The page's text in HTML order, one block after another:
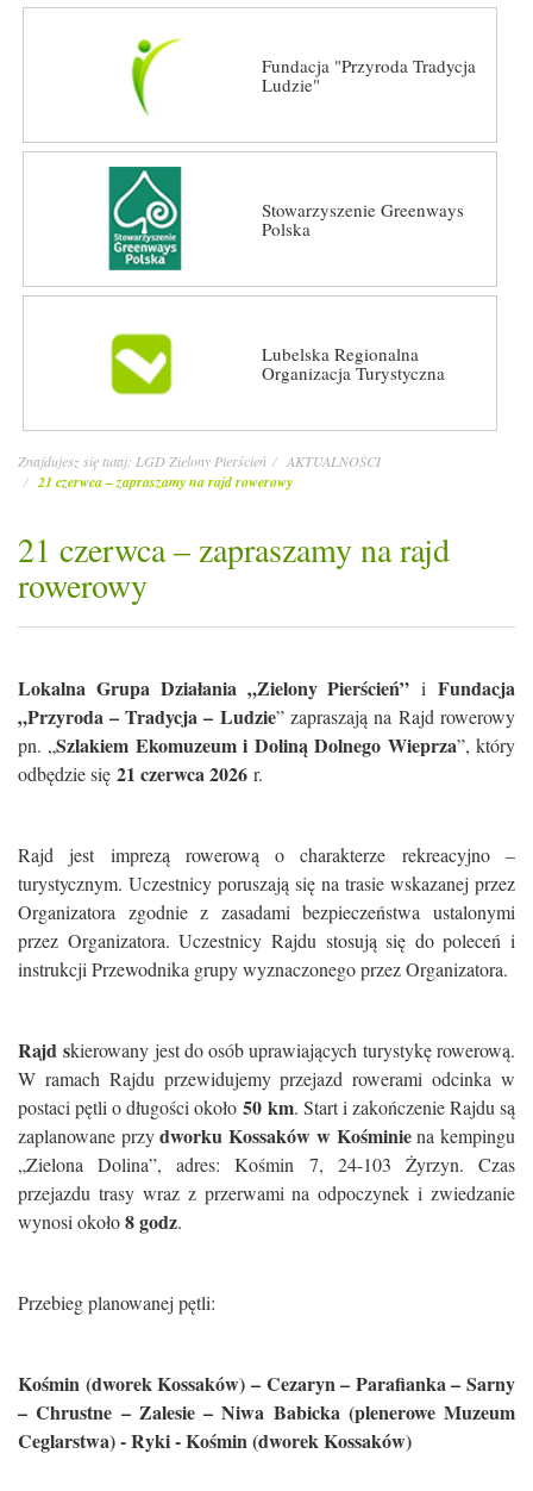
Fundacja "Przyroda Tradycja
Ludzie"
Stowarzyszenie Greenways
Polska
Lubelska Regionalna
Organizacja Turystyczna
Znajdujesz się tutaj: LGD Zielony Pierścień AKTUALNOŚCI
21 czerwca – zapraszamy na rajd rowerowy
21 czerwca – zapraszamy na rajd
rowerowy
Lokalna Grupa Działania „Zielony Pierścień” iFundacja
„Przyroda – Tradycja – Ludzie” zapraszają na Rajd rowerowy
pn. „Szlakiem Ekomuzeum i Doliną Dolnego Wieprza”, który
odbędzie się 21 czerwca 2026 r.
Rajd jest imprezą rowerową o charakterze rekreacyjno –
turystycznym. Uczestnicy poruszają się na trasie wskazanej przez
Organizatora zgodnie z zasadami bezpieczeństwa ustalonymi
przez Organizatora. Uczestnicy Rajdu stosują się do poleceń i
instrukcji Przewodnika grupy wyznaczonego przez Organizatora.
Rajd skierowany jest do osób uprawiających turystykę rowerową.
W ramach Rajdu przewidujemy przejazd rowerami odcinka w
postaci pętli o długości około50 km. Start i zakończenie Rajdu są
zaplanowane przydworku Kossaków w Kośminiena kempingu
„Zielona Dolina”, adres: Kośmin 7, 24-103 Żyrzyn. Czas
przejazdu trasy wraz z przerwami na odpoczynek i zwiedzanie
wynosi około8 godz.
Przebieg planowanej pętli:
Kośmin (dworek Kossaków) – Cezaryn – Parafianka – Sarny
– Chrustne – Zalesie – Niwa Babicka (plenerowe Muzeum
Ceglarstwa) - Ryki - Kośmin (dworek Kossaków)